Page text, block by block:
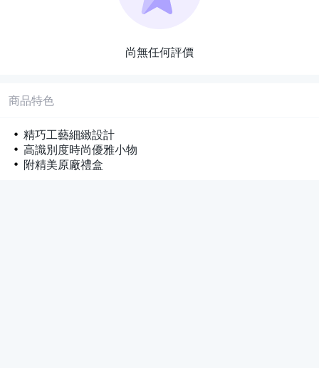
尚無任何評價
商品特色
精巧工藝細緻設計
高識別度時尚優雅小物
附精美原廠禮盒